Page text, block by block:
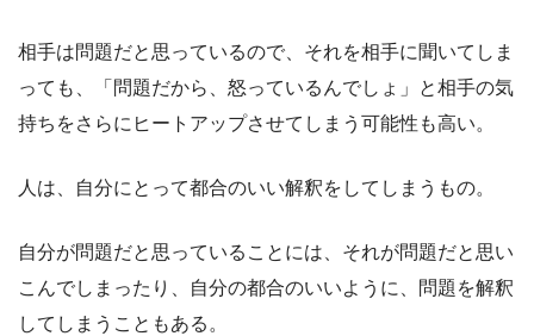
相手は問題だと思っているので、それを相手に聞いてしま
っても、「問題だから、怒っているんでしょ」と相手の気
持ちをさらにヒートアップさせてしまう可能性も高い。
人は、自分にとって都合のいい解釈をしてしまうもの。
自分が問題だと思っていることには、それが問題だと思い
こんでしまったり、自分の都合のいいように、問題を解釈
してしまうこともある。